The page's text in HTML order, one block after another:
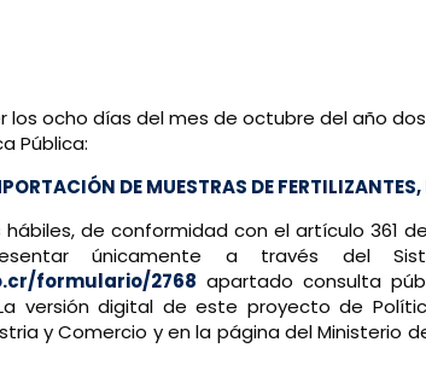
los ocho días del mes de octubre del año
Pública:
DE MUESTRAS DE
de conformidad con el artículo 361
únicamente a través del
formulario/2768 apartado consulta
versión digital de este proyecto de
y Comercio y en la página del Ministerio